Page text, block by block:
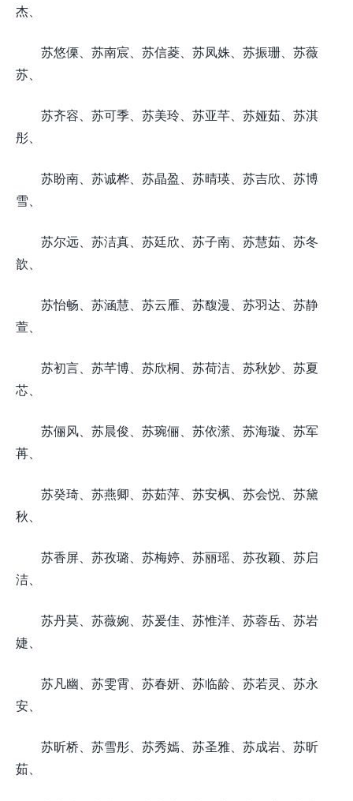
杰、
苏悠傈、苏南宸、苏信菱、苏凤姝、苏振珊、苏薇
苏、
苏齐容、苏可季、苏美玲、苏亚芊、苏娅茹、苏淇
彤、
苏盼南、苏诚桦、苏晶盈、苏晴瑛、苏吉欣、苏博
雪、
苏尔远、苏洁真、苏廷欣、苏子南、苏慧茹、苏冬
歆、
苏怡畅、苏涵慧、苏云雁、苏馥漫、苏羽达、苏静
萱、
苏初言、苏芊博、苏欣桐、苏荷洁、苏秋妙、苏夏
芯、
苏俪风、苏晨俊、苏琬俪、苏依潆、苏海璇、苏军
苒、
苏癸琦、苏燕卿、苏茹萍、苏安枫、苏会悦、苏黛
秋、
苏香屏、苏孜璐、苏梅婷、苏丽瑶、苏孜颖、苏启
洁、
苏丹莫、苏薇婉、苏爰佳、苏惟洋、苏蓉岳、苏岩
婕、
苏凡幽、苏雯霄、苏春妍、苏临龄、苏若灵、苏永
安、
苏昕桥、苏雪彤、苏秀嫣、苏圣雅、苏成岩、苏昕
茹、